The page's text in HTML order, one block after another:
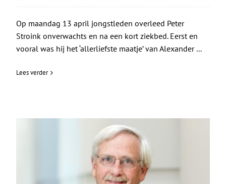
Op maandag 13 april jongstleden overleed Peter
Stroink onverwachts en na een kort ziekbed. Eerst en
vooral was hij het ‘allerliefste maatje’ van Alexander ...
Lees verder